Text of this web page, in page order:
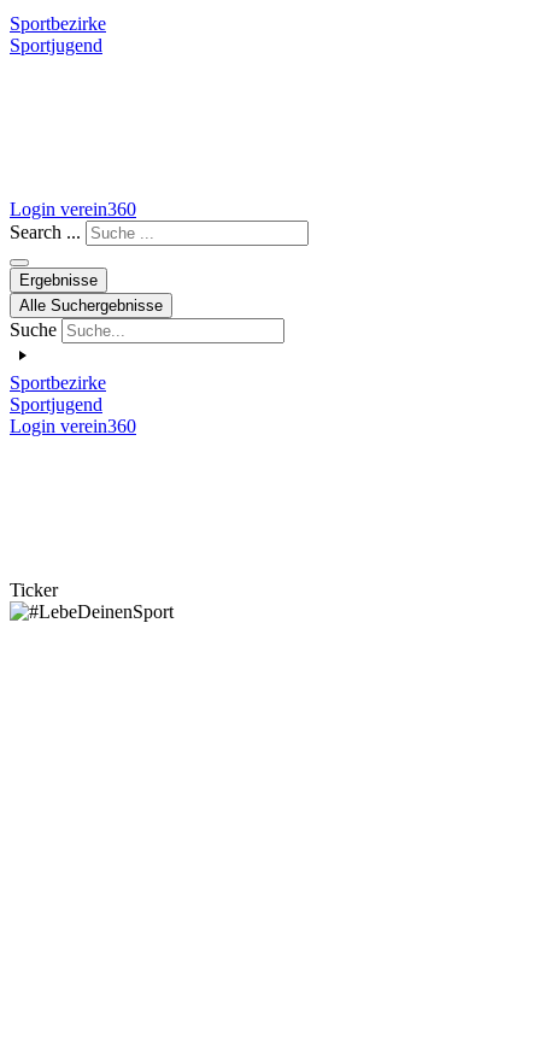
Sportbezirke
Sportjugend
Login verein360
Search ...
Ergebnisse
Alle Suchergebnisse
Suche
Sportbezirke
Sportjugend
Login verein360
Ticker